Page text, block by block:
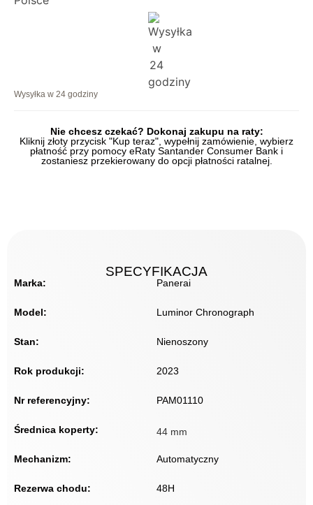
Wysyłka w 24 godziny
Nie chcesz czekać? Dokonaj zakupu na raty:
Kliknij złoty przycisk "Kup teraz", wypełnij zamówienie, wybierz
płatność przy pomocy eRaty Santander Consumer Bank i
zostaniesz przekierowany do opcji płatności ratalnej.
SPECYFIKACJA
Marka: Panerai
Model: Luminor Chronograph
Stan: Nienoszony
Rok produkcji: 2023
Nr referencyjny: PAM01110
Średnica koperty: 44 mm
Mechanizm: Automatyczny
Rezerwa chodu: 48H